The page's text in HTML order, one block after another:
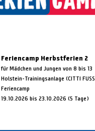
Feriencamp Herbstferien 2
für Mädchen und Jungen von 8 bis 13
Holstein-Trainingsanlage (CITTI
Feriencamp
19.10.2026 bis 23.10.2026 (5 Tage)